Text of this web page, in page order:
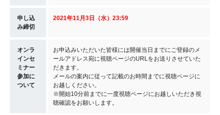
申し込
み締切
2021年11月3日（水）23:59
オンラ
インセ
ミナー
参加に
ついて
お申込みいただいた皆様には開催当日までにご登録のメ
ールアドレス宛に視聴ページのURLをお送りさせていた
だきます。
メールの案内に従って記載のお時間までに視聴ページに
お越しください。
※開始10分前までに一度視聴ページにお越しいただき視
聴確認をお願いします。